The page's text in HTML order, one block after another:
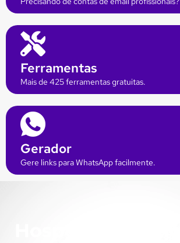
Ferramentas
Mais de 425 ferramentas gratuitas.
Gerador
Gere links para WhatsApp facilmente.